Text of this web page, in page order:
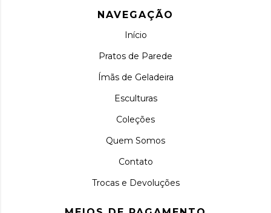
NAVEGAÇÃO
Início
Pratos de Parede
Ímãs de Geladeira
Esculturas
Coleções
Quem Somos
Contato
Trocas e Devoluções